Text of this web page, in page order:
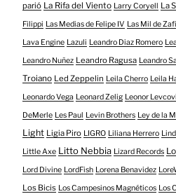
parió La Rifa del Viento Larry Coryell La
Filippi Las Medias de Felipe IV Las Mil de
Lava Engine Lazuli Leandro Diaz Romero
Leandro Nuñez Leandro Ragusa Leandro
Troiano Led Zeppelin Leila Cherro Leila
Leonardo Vega Leonard Zelig Leonor
DeMerle Les Paul Levin Brothers Ley de la
Light Ligia Piro LIGRO Liliana Herrero
Little Axe Litto Nebbia Lizard Records
Lord Divine LordFish Lorena Benavidez
Los Bicis Los Campesinos Magnéticos Los